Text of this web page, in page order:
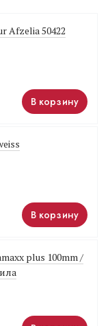
Afzelia 50422
В корзину
В корзину
plus 100mm /